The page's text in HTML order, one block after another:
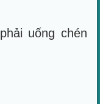
uống chén